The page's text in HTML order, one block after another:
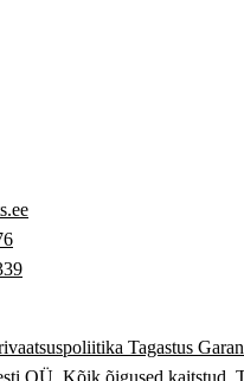
Tagastus
OÜ. Kõik õigused kaitstud.